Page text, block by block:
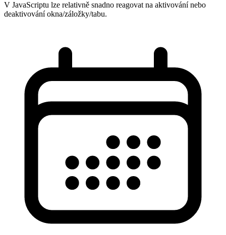
V JavaScriptu lze relativně snadno reagovat na aktivování nebo
deaktivování okna/záložky/tabu.